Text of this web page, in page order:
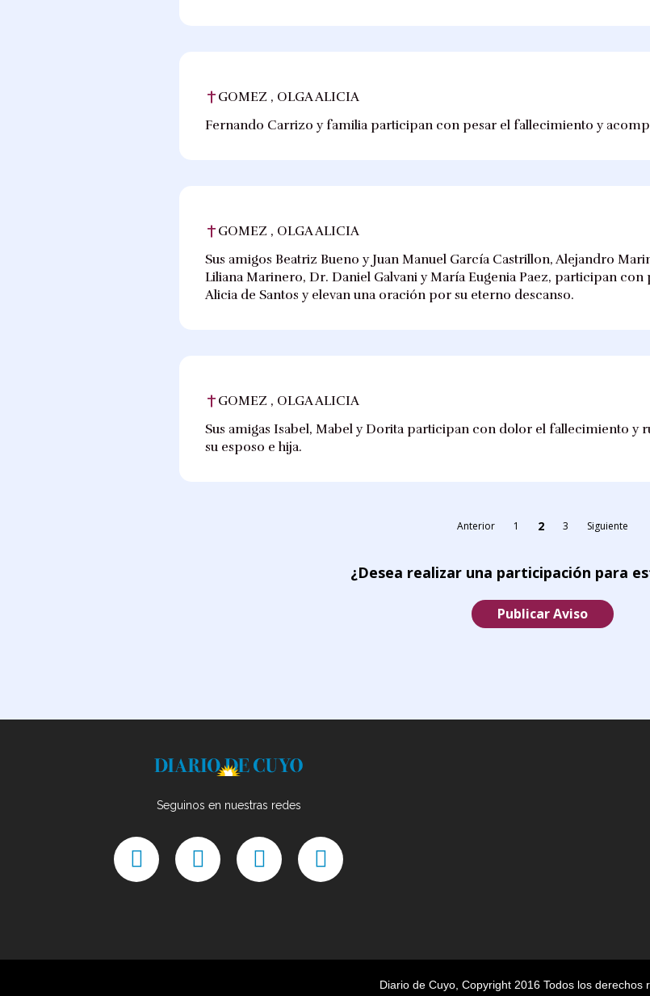
GOMEZ , OLGA ALICIA
Fernando Carrizo y familia participan con pesar el fallecimiento y
GOMEZ , OLGA ALICIA
Sus amigos Beatriz Bueno y Juan Manuel García Castrillon, Alejandro
Liliana Marinero, Dr. Daniel Galvani y María Eugenia Paez, participan
Alicia de Santos y elevan una oración por su eterno descanso.
GOMEZ , OLGA ALICIA
Sus amigas Isabel, Mabel y Dorita participan con dolor el fallecimiento y
su esposo e hija.
Anterior 1 2 3 Siguiente
¿Desea realizar una participación para
Publicar Aviso
Seguinos en nuestras redes
Diario de Cuyo, Copyright 2016 Todos los derechos